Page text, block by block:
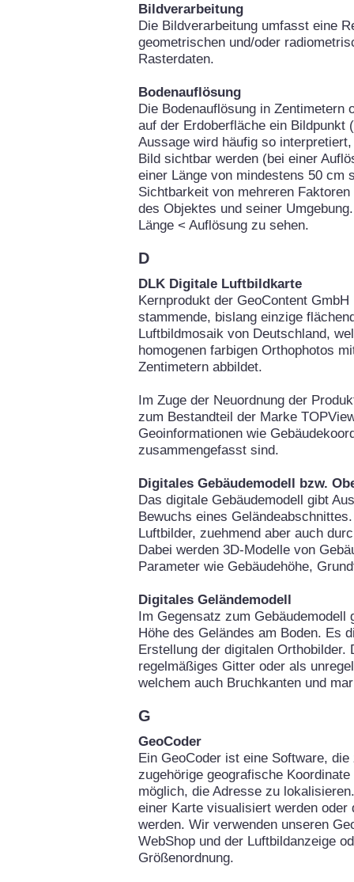
Bildverarbeitung
Die Bildverarbeitung umfasst eine
geometrischen und/oder
Rasterdaten.
Bodenauflösung
Die Bodenauflösung in Zentimetern
auf der Erdoberfläche ein Bildpunkt
Aussage wird häufig so
Bild sichtbar werden (bei einer
einer Länge von mindestens 50 cm
Sichtbarkeit von mehreren
des Objektes und seiner
Länge < Auflösung zu sehen.
D
DLK Digitale Luftbildkarte
Kernprodukt der GeoContent
stammende, bislang einzige
Luftbildmosaik von Deutschland,
homogenen farbigen Orthophotos
Zentimetern abbildet.
Im Zuge der Neuordnung der
zum Bestandteil der Marke
Geoinformationen wie
zusammengefasst sind.
Digitales Gebäudemodell bzw.
Das digitale Gebäudemodell gibt
Bewuchs eines
Luftbilder, zuehmend aber auch
Dabei werden 3D-Modelle von
Parameter wie Gebäudehöhe,
Digitales Geländemodell
Im Gegensatz zum
Höhe des Geländes am Boden. Es
Erstellung der digitalen
regelmäßiges Gitter oder als
welchem auch Bruchkanten und
G
GeoCoder
Ein GeoCoder ist eine Software,
zugehörige geografische
möglich, die Adresse zu
einer Karte visualisiert werden
werden. Wir verwenden unseren
WebShop und der Luftbildanzeige
Größenordnung.